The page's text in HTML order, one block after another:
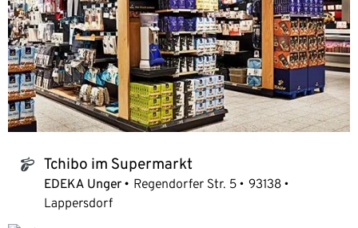
tchibo_logo Tchibo im Supermarkt
EDEKA Unger Regendorfer Str. 5
93138
Lappersdorf